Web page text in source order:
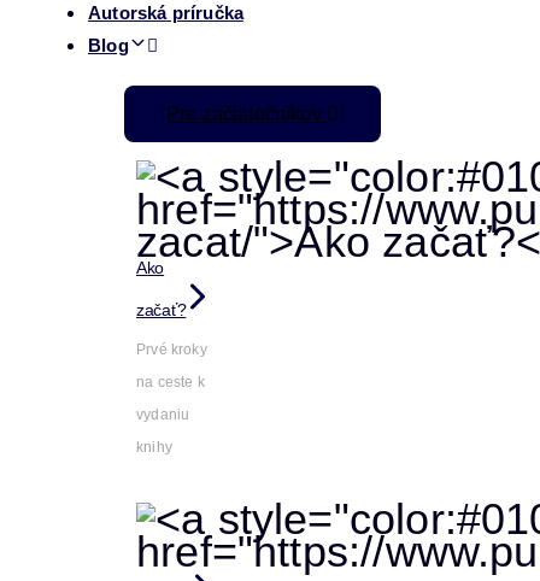
Autorská príručka
Blog
Pre začiatočníkov
Ako
začať?
Prvé kroky
na ceste k
vydaniu
knihy